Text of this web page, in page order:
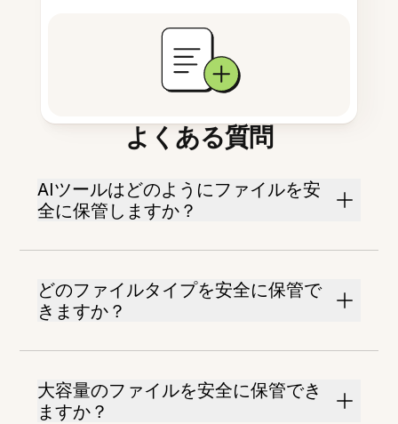
よくある質問
AIツールはどのようにファイルを安
全に保管しますか？
どのファイルタイプを安全に保管で
きますか？
大容量のファイルを安全に保管でき
ますか？